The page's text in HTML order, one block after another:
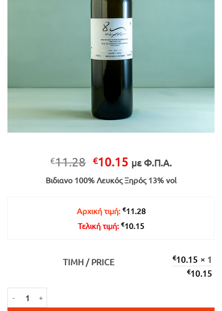
€11.28 Original
price
was:
€10.15Η
τρέχουσα
τιμή
€10.15.
με Φ.Π.Α.
Βιδιανο 100% Λευκός Ξηρός 13% vol
Αρχική τιμή: €11.28
Τελική τιμή: €10.15
ΤΙΜΉ / PRICE €10.15 × 1
€10.15